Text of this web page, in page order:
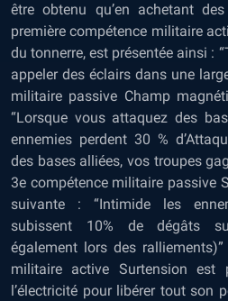
être obtenu qu’en achetant
première compétence militaire
du tonnerre, est présentée ainsi :
appeler des éclairs dans une
militaire passive Champ
“Lorsque vous attaquez des
ennemies perdent 30 %
des bases alliées, vos troupes
3e compétence militaire passive
suivante : “Intimide les
subissent 10% de dégâts
également lors des
militaire active Surtension est
l’électricité pour libérer tout son